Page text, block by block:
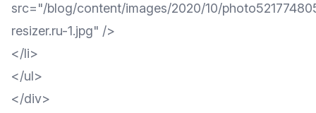
src="/blog/content/images/2020/10/
resizer.ru-1.jpg" />
</li>
</ul>
</div>